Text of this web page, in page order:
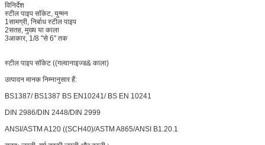
विनिर्देश
स्टील पाइप सॉकेट, युग्मन
1सामग्री, निर्बाध स्टील पाइप
2सतह, मुख्य या काला
3आकार, 1/8 "से 6" तक
स्टील पाइप सॉकेट ((गल्वानाइज्ड& काला)
उत्पादन मानक निम्नानुसार हैं:
BS1387/ BS1387 BS EN10241/ BS EN 10241
DIN 2986/DIN 2448/DIN 2999
ANSI/ASTM A120 ((SCH40)/ASTM A865/ANSI B1.20.1